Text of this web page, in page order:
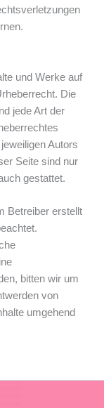
und Werke auf
Die
jede Art der
Autors
Seite sind nur
gestattet.
Betreiber erstellt
bitten wir um
von
umgehend